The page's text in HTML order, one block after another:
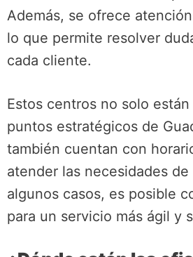
Además, se ofrece
lo que permite resolver
cada cliente.
Estos centros no solo
puntos estratégicos de
también cuentan con
atender las necesidades de
algunos casos, es posible
para un servicio más ágil y